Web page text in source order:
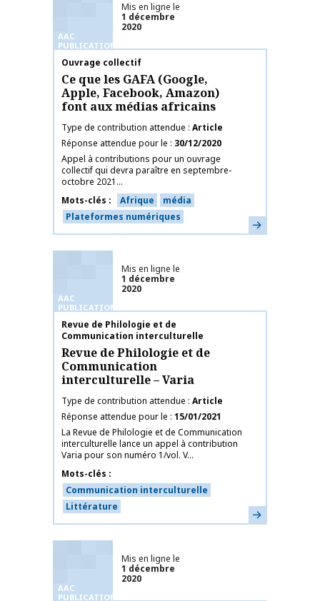
AAC
PUBLICATIONS
Mis en ligne le
1 décembre
2020
Nom de la publication
Ouvrage collectif
Ce que les GAFA (Google,
Apple, Facebook, Amazon)
font aux médias africains
Type de contribution attendue Article
Réponse attendue pour le
30/12/2020
Appel à contributions pour un ouvrage
collectif qui devra paraître en septembre-
octobre 2021...
Mots-clés
Afrique
média
Plateformes numériques
En savoir plus
AAC
PUBLICATIONS
Mis en ligne le
1 décembre
2020
Nom de la publication
Revue de Philologie et de
Communication interculturelle
Revue de Philologie et de
Communication
interculturelle – Varia
Type de contribution attendue Article
Réponse attendue pour le 15/01/2021
La Revue de Philologie et de Communication
interculturelle lance un appel à contribution
Varia pour son numéro 1/vol. V...
Mots-clés
Communication interculturelle
Littérature
En savoir plus
AAC
PUBLICATIONS
Mis en ligne le
1 décembre
2020